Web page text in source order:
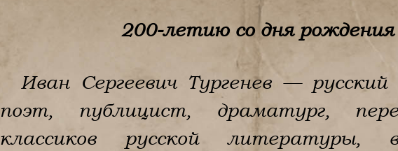
200-летию со дня рождения
Иван Сергеевич Тургенев —
поэт, публицист, драматург,
классиков русской литературы,